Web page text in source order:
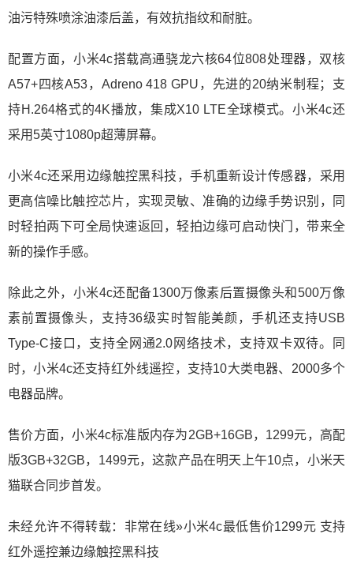
油污特殊喷涂油漆后盖，有效抗指纹和耐脏。
配置方面，小米4c搭载高通骁龙六核64位808处理器，双核
A57+四核A53，Adreno 418 GPU，先进的20纳米制程；支
持H.264格式的4K播放，集成X10 LTE全球模式。小米4c还
采用5英寸1080p超薄屏幕。
小米4c还采用边缘触控黑科技，手机重新设计传感器，采用
更高信噪比触控芯片，实现灵敏、准确的边缘手势识别，同
时轻拍两下可全局快速返回，轻拍边缘可启动快门，带来全
新的操作手感。
除此之外，小米4c还配备1300万像素后置摄像头和500万像
素前置摄像头，支持36级实时智能美颜，手机还支持USB
Type-C接口，支持全网通2.0网络技术，支持双卡双待。同
时，小米4c还支持红外线遥控，支持10大类电器、2000多个
电器品牌。
售价方面，小米4c标准版内存为2GB+16GB，1299元，高配
版3GB+32GB，1499元，这款产品在明天上午10点，小米天
猫联合同步首发。
未经允许不得转载：非常在线»小米4c最低售价1299元 支持
红外遥控兼边缘触控黑科技